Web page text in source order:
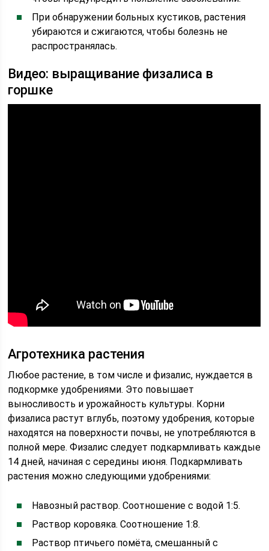
При обнаружении больных кустиков, растения
убираются и сжигаются, чтобы болезнь не
распространялась.
Видео: выращивание физалиса в
горшке
Агротехника растения
Любое растение, в том числе и физалис, нуждается в
подкормке удобрениями. Это повышает
выносливость и урожайность культуры. Корни
физалиса растут вглубь, поэтому удобрения, которые
находятся на поверхности почвы, не употребляются в
полной мере. Физалис следует подкармливать каждые
14 дней, начиная с середины июня. Подкармливать
растения можно следующими удобрениями:
Навозный раствор. Соотношение с водой 1:5.
Раствор коровяка. Соотношение 1:8.
Раствор птичьего помёта, смешанный с